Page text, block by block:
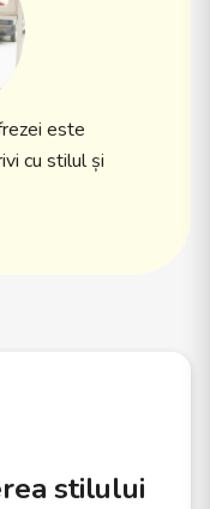
este
cu stilul și
stilului